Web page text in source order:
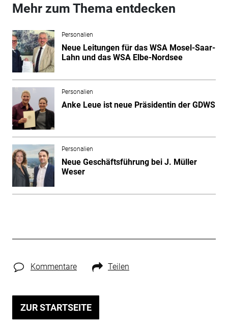
Mehr zum Thema entdecken
Personalien
Neue Leitungen für das WSA Mosel-Saar-
Lahn und das WSA Elbe-Nordsee
Personalien
Anke Leue ist neue Präsidentin der GDWS
Personalien
Neue Geschäftsführung bei J. Müller
Weser
Kommentare Teilen
ZUR STARTSEITE